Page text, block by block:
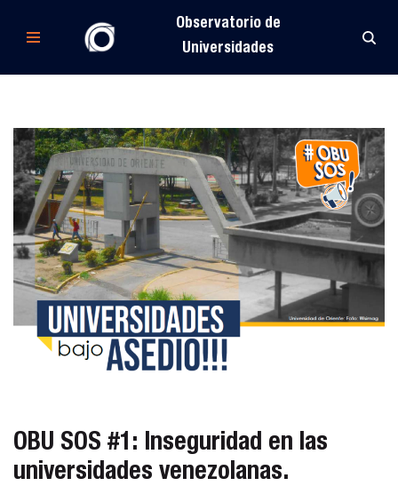
Observatorio de
Universidades
OBU SOS #1: Inseguridad en las
universidades venezolanas.